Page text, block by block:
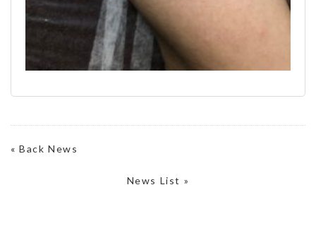
«Back News
News List »